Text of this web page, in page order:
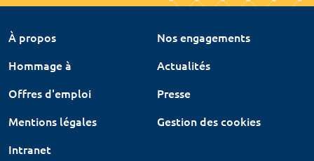
À propos
Nos engagements
Hommage à
Actualités
Offres d'emploi
Presse
Mentions légales
Gestion des cookies
Intranet